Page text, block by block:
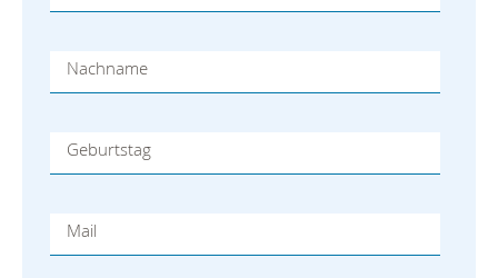
Nachname
Geburtstag
Mail